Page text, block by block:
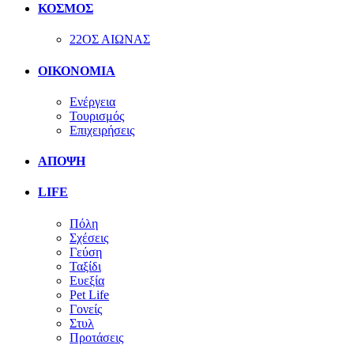
ΚΟΣΜΟΣ
22ΟΣ ΑΙΩΝΑΣ
ΟΙΚΟΝΟΜΙΑ
Ενέργεια
Τουρισμός
Επιχειρήσεις
ΑΠΟΨΗ
LIFE
Πόλη
Σχέσεις
Γεύση
Ταξίδι
Ευεξία
Pet Life
Γονείς
Στυλ
Προτάσεις